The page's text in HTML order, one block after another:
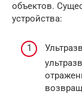
объектов.
устройства: